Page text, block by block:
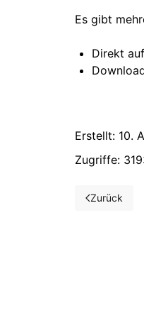
Es gibt
Direkt
Erstellt: 10.
Zugriffe:
Vorheriger
Zurück